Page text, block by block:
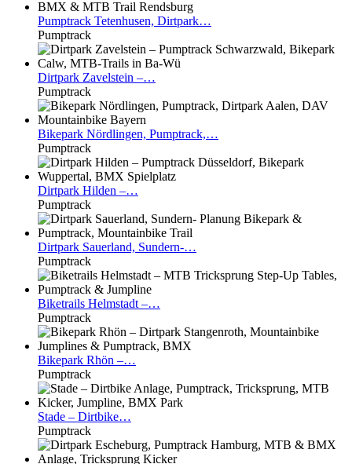
Pumptrack Tetenhusen, Dirtpark…
Pumptrack
Dirtpark Zavelstein –…
Pumptrack
Bikepark Nördlingen, Pumptrack,…
Pumptrack
Dirtpark Hilden –…
Pumptrack
Dirtpark Sauerland, Sundern-…
Pumptrack
Biketrails Helmstadt –…
Pumptrack
Bikepark Rhön –…
Pumptrack
Stade – Dirtbike…
Pumptrack